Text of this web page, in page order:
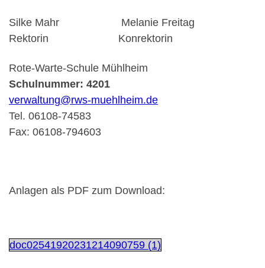
Silke Mahr Melanie Freitag
Rektorin Konrektorin
Rote-Warte-Schule Mühlheim
Schulnummer: 4201
verwaltung@rws-muehlheim.de
Tel. 06108-74583
Fax: 06108-794603
Anlagen als PDF zum Download:
doc02541920231214090759 (1)